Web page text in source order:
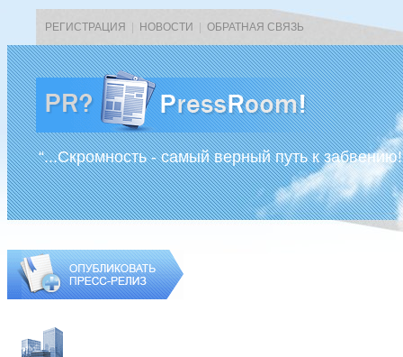
РЕГИСТРАЦИЯ НОВОСТИ ОБРАТНАЯ СВЯЗЬ
“...Скромность - самый верный путь к